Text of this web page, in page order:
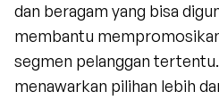
dan beragam yang bisa
membantu
segmen pelanggan
menawarkan pilihan lebih